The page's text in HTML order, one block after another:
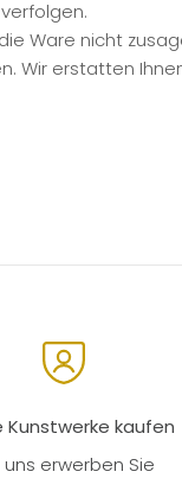
Ware nicht
Wir erstatten
Kunstwerke kaufen
uns erwerben Sie